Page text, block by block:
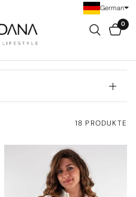
0
18 PRODUKTE
German